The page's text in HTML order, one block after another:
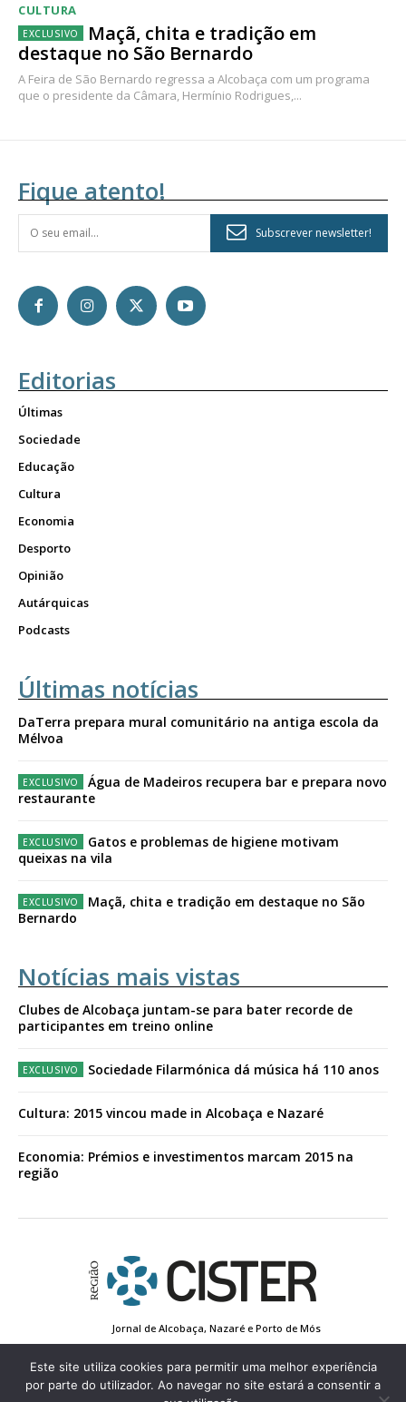
CULTURA
Maçã, chita e tradição em
destaque no São Bernardo
A Feira de São Bernardo regressa a Alcobaça com um programa
que o presidente da Câmara, Hermínio Rodrigues,...
Fique atento!
Subscrever newsletter!
Editorias
Últimas
Sociedade
Educação
Cultura
Economia
Desporto
Opinião
Autárquicas
Podcasts
Últimas notícias
DaTerra prepara mural comunitário na antiga escola da
Mélvoa
Água de Madeiros recupera bar e prepara novo
restaurante
Gatos e problemas de higiene motivam
queixas na vila
Maçã, chita e tradição em destaque no São
Bernardo
Notícias mais vistas
Clubes de Alcobaça juntam-se para bater recorde de
participantes em treino online
Sociedade Filarmónica dá música há 110 anos
Cultura: 2015 vincou made in Alcobaça e Nazaré
Economia: Prémios e investimentos marcam 2015 na
região
Jornal de Alcobaça, Nazaré e Porto de Mós
Conta de Registo
Edição Impressa
Este site utiliza cookies para permitir uma melhor experiência
por parte do utilizador. Ao navegar no site estará a consentir a